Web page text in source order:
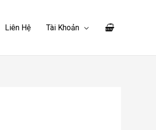
Liên Hệ Tài Khoản